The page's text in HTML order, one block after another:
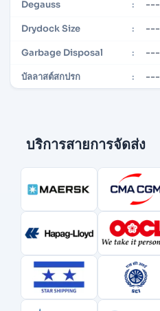
Degauss : ---
Drydock Size : ---
Garbage Disposal : ---
บัลลาสต์สกปรก : ---
บริการสายการจัดส่ง